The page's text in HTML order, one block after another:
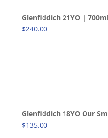
Glenfiddich 21YO | 700ml
$240.00
Glenfiddich 18YO Our
$135.00